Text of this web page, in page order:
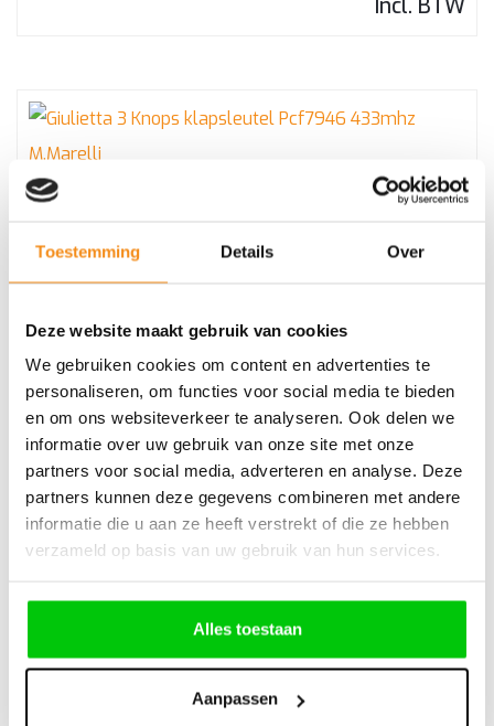
Toestemming Details Over
Deze website maakt gebruik van cookies
We gebruiken cookies om content en advertenties te
personaliseren, om functies voor social media te bieden
en om ons websiteverkeer te analyseren. Ook delen we
informatie over uw gebruik van onze site met onze
partners voor social media, adverteren en analyse. Deze
partners kunnen deze gegevens combineren met andere
informatie die u aan ze heeft verstrekt of die ze hebben
verzameld op basis van uw gebruik van hun services.
Alles toestaan
Aanpassen
Incl. BTW
Giulietta 3 Knops klapsleutel Pcf7946 433mhz
Incl. BTW
behuizing